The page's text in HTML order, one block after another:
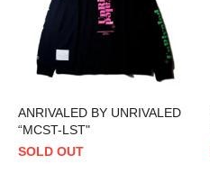
ANRIVALED BY UNRIVALED
“MCST-LST"
SOLD OUT